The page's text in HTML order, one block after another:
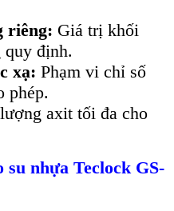
riêng: Giá trị khối
định.
xạ: Phạm vi chỉ số
phép.
axit tối đa cho
su nhựa Teclock GS-